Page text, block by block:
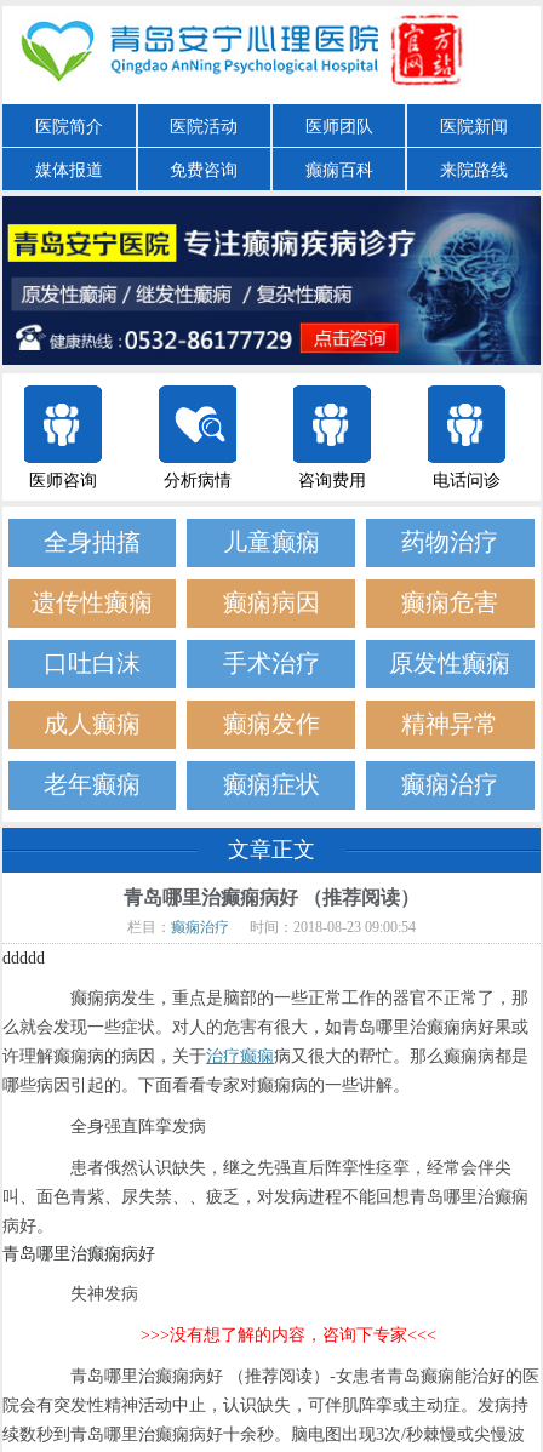
医院简介 医院活动 医师团队 医院新闻
媒体报道 免费咨询 癫痫百科 来院路线
医师咨询 分析病情 咨询费用 电话问诊
全身抽搐 儿童癫痫 药物治疗
遗传性癫痫 癫痫病因 癫痫危害
口吐白沫 手术治疗 原发性癫痫
成人癫痫 癫痫发作 精神异常
老年癫痫 癫痫症状 癫痫治疗
文章正文
青岛哪里治癫痫病好 （推荐阅读）
栏目： 癫痫治疗 时间：2018-08-23 09:00:54
ddddd
癫痫病发生，重点是脑部的一些正常工作的器官不正常了，那
么就会发现一些症状。对人的危害有很大，如青岛哪里治癫痫病好果或
许理解癫痫病的病因，关于治疗癫痫病又很大的帮忙。那么癫痫病都是
哪些病因引起的。下面看看专家对癫痫病的一些讲解。
全身强直阵挛发病
患者俄然认识缺失，继之先强直后阵挛性痉挛，经常会伴尖
叫、面色青紫、尿失禁、、疲乏，对发病进程不能回想青岛哪里治癫痫
病好。
青岛哪里治癫痫病好
失神发病
>>>没有想了解的内容，咨询下专家<<<
青岛哪里治癫痫病好 （推荐阅读）-女患者青岛癫痫能治好的医
院会有突发性精神活动中止，认识缺失，可伴肌阵挛或主动症。发病持
续数秒到青岛哪里治癫痫病好十余秒。脑电图出现3次/秒棘慢或尖慢波